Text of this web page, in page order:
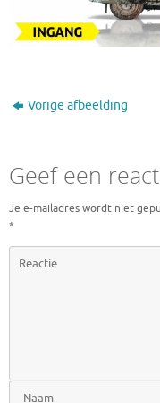
Vorige afbeelding
Geef een
Je e-mailadres wordt niet
*